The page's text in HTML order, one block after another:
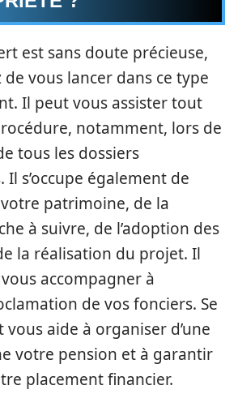
est sans doute précieuse,
de vous lancer dans ce type
Il peut vous assister tout
notamment, lors de
tous les dossiers
Il s’occupe également de
patrimoine, de la
à suivre, de l’adoption des
la réalisation du projet. Il
accompagner à
de vos fonciers. Se
aide à organiser d’une
votre pension et à garantir
placement financier.